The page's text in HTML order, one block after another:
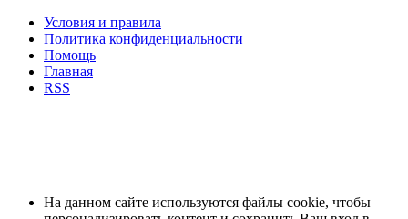
Условия и правила
Политика конфиденциальности
Помощь
Главная
RSS
На данном сайте используются файлы cookie, чтобы